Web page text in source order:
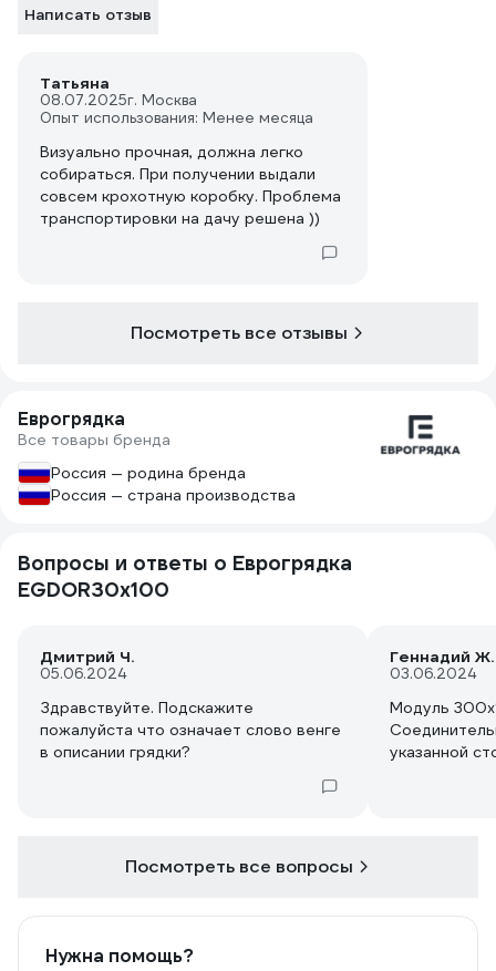
Написать отзыв
Татьяна
08.07.2025г. Москва
Опыт использования: Менее месяца
Визуально прочная, должна легко
собираться. При получении выдали
совсем крохотную коробку. Проблема
транспортировки на дачу решена ))
Посмотреть все отзывы
Еврогрядка
Все товары бренда
Россия — родина бренда
Россия — страна производства
Вопросы и ответы о Еврогрядка
EGDOR30x100
Дмитрий Ч.
05.06.2024
Здравствуйте. Подскажите
пожалуйста что означает слово венге
в описании грядки?
Геннадий Ж.
03.06.2024
Модуль
указанной
Посмотреть все вопросы
Нужна помощь?